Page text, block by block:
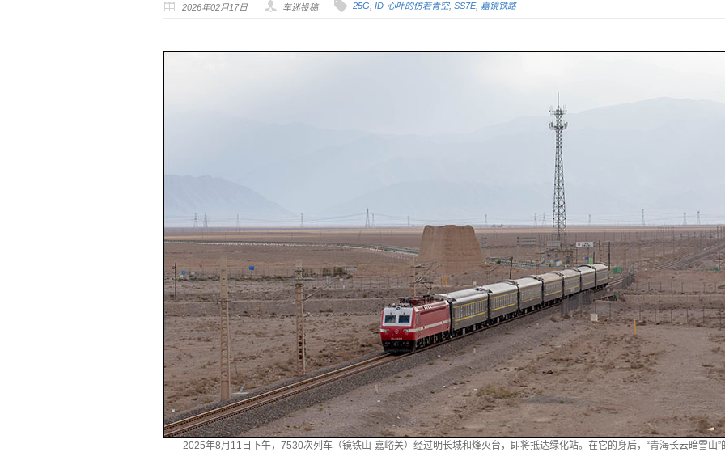
2026年02月17日 车迷投稿 25G ID-心叶的仿若青空, SS7E, 嘉镜铁路
2025年8月11日下午，7530次列车（镜铁山-嘉峪关）经过明长城和烽火台，即将抵达绿化站。在它的身后，“青海长云暗雪山